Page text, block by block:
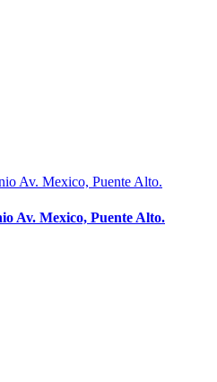
Av. Mexico, Puente Alto.